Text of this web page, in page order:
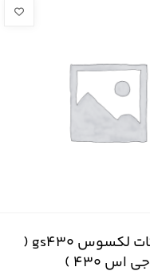
ترموستات لکسوس gs۴۳۰ (
جی اس ۴۳۰ )